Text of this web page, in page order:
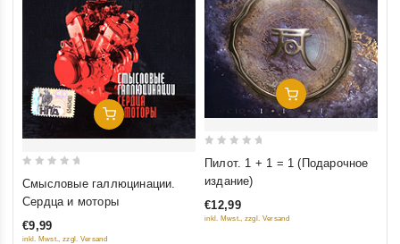
Добавить В Корзину
5
Смысловые галлюцинации.
Сердца и моторы
€9,99
inkl. Mwst., zzgl. Versand
Добавить В Корзину
5
Пилот. 1 + 1 = 1 (Подарочное
издание)
€12,99
inkl. Mwst., zzgl. Versand